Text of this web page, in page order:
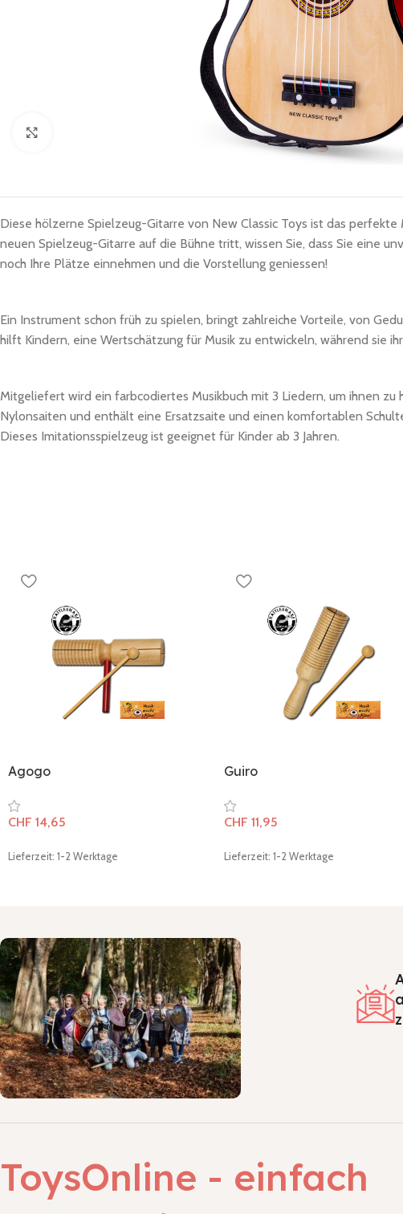
Diese hölzerne Spielzeug-Gitarre von New Classic Toys ist das
neuen Spielzeug-Gitarre auf die Bühne tritt, wissen Sie, dass Sie eine
noch Ihre Plätze einnehmen und die Vorstellung geniessen!
Ein Instrument schon früh zu spielen, bringt zahlreiche Vorteile, von
hilft Kindern, eine Wertschätzung für Musik zu entwickeln, während sie
Mitgeliefert wird ein farbcodiertes Musikbuch mit 3 Liedern, um ihnen
Nylonsaiten und enthält eine Ersatzsaite und einen komfortablen
Dieses Imitationsspielzeug ist geeignet für Kinder ab 3 Jahren.
Agogo
CHF 14,65
Lieferzeit: 1-2 Werktage
Guiro
CHF 11,95
Lieferzeit: 1-2 Werktage
ToysOnline - einfach